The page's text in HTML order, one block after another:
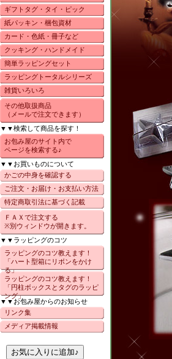
ギフトタグ・タイ・ピック
紙パッキン・梱包資材
カード・色紙・冊子など
クッキング・ハンドメイド
簡単ラッピングセット
ラッピングトータルシリーズ
雑貨いろいろ
その他取扱商品
（メールで注文できます）
▼▼検索して商品を探す！
お包み屋のサイト内で
ページを検索する♪
▼▼お買いものについて
かごの中身を確認する
ご注文・お届け・お支払い方法
特定商取引法に基づく記載
ＦＡＸで注文する
※別ウィンドウが開きます。
▼▼ラッピングのコツ
ラッピングのコツ教えます！
「ハート型箱にリボンをかけ
る」
ラッピングのコツ教えます！
「円柱ボックスとタグのラッピ
ング」
▼▼お包み屋からのお知らせ
リンク集
メディア掲載情報
お気に入りに追加♪